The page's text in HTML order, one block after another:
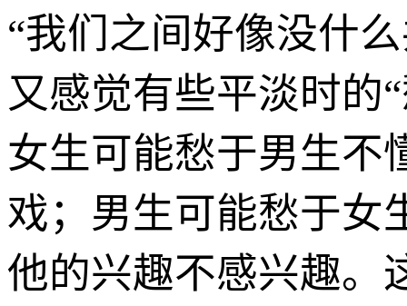
“我们之间好像没什
又感觉有些平淡时的
女生可能愁于男生不
戏；男生可能愁于女
他的兴趣不感兴趣。